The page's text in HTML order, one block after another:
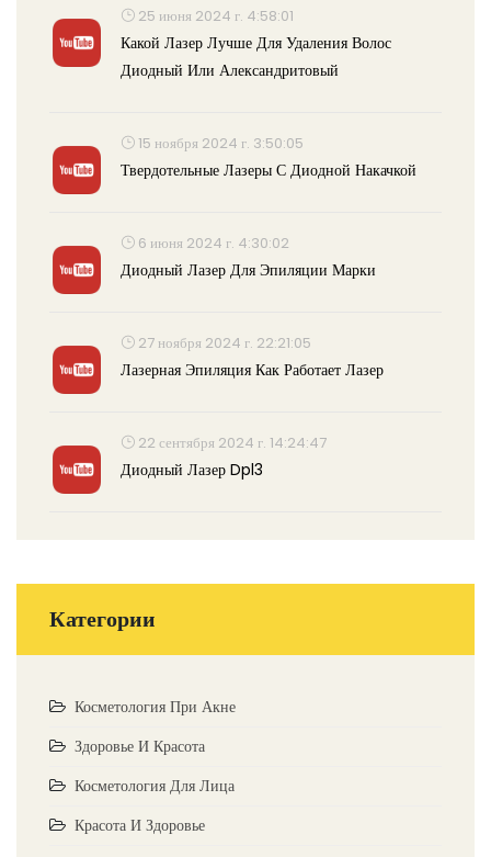
25 июня 2024 г. 4:58:01
Какой Лазер Лучше Для Удаления Волос
Диодный Или Александритовый
15 ноября 2024 г. 3:50:05
Твердотельные Лазеры С Диодной Накачкой
6 июня 2024 г. 4:30:02
Диодный Лазер Для Эпиляции Марки
27 ноября 2024 г. 22:21:05
Лазерная Эпиляция Как Работает Лазер
22 сентября 2024 г. 14:24:47
Диодный Лазер Dpl3
Категории
Косметология При Акне
Здоровье И Красота
Косметология Для Лица
Красота И Здоровье